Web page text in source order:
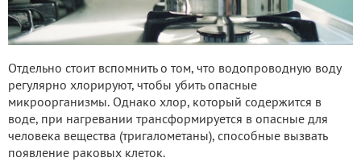
Отдельно стоит вспомнить о том, что водопроводную воду
регулярно хлорируют, чтобы убить опасные
микроорганизмы. Однако хлор, который содержится в
воде, при нагревании трансформируется в опасные для
человека вещества (тригалометаны), способные вызвать
появление раковых клеток.